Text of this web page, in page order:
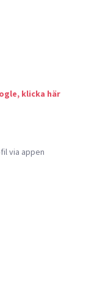
klicka här
via appen